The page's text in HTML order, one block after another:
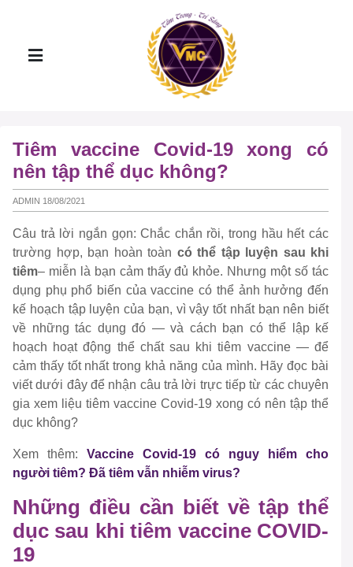
Tiêm vaccine Covid-19 xong có
nên tập thể dục không?
ADMIN 18/08/2021
Câu trả lời ngắn gọn: Chắc chắn rồi, trong hầu hết các
trường hợp, bạn hoàn toàn có thể tập luyện sau khi
tiêm– miễn là bạn cảm thấy đủ khỏe. Nhưng một số tác
dụng phụ phổ biến của vaccine có thể ảnh hưởng đến
kế hoạch tập luyện của bạn, vì vậy tốt nhất bạn nên biết
về những tác dụng đó — và cách bạn có thể lập kế
hoạch hoạt động thể chất sau khi tiêm vaccine — để
cảm thấy tốt nhất trong khả năng của mình. Hãy đọc bài
viết dưới đây để nhận câu trả lời trực tiếp từ các chuyên
gia xem liệu tiêm vaccine Covid-19 xong có nên tập thể
dục không?
Xem thêm: Vaccine Covid-19 có nguy hiểm cho
người tiêm? Đã tiêm vẫn nhiễm virus?
Những điều cần biết về tập thể
dục sau khi tiêm vaccine COVID-
19